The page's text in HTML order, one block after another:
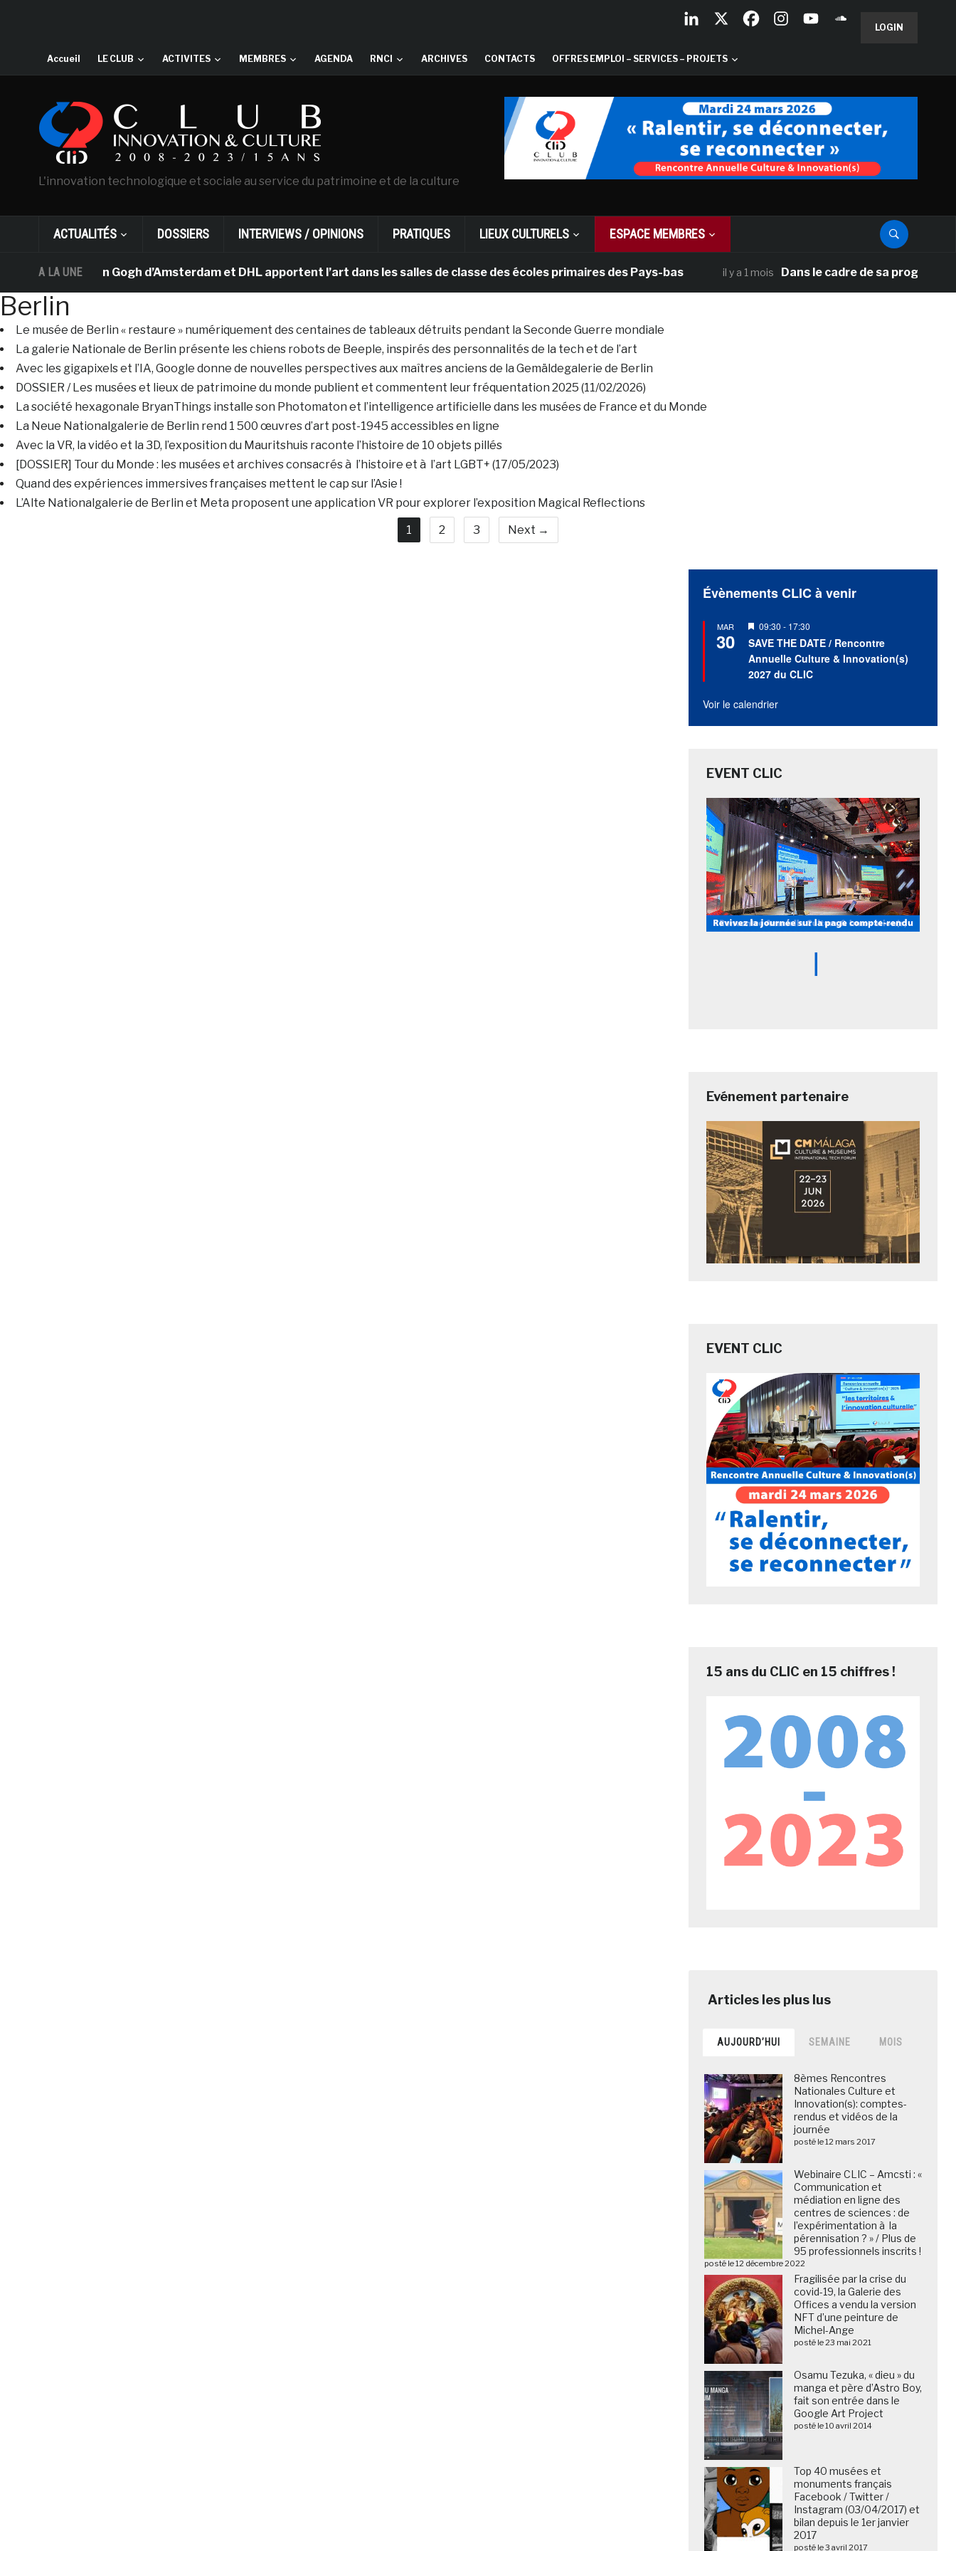
LOGIN
Accueil LE CLUB ACTIVITES MEMBRES AGENDA RNCI ARCHIVES CONTACTS OFFRES EMPLOI – SERVICES – PROJETS
L'innovation technologique et sociale au service du patrimoine et de la culture
ACTUALITÉS DOSSIERS INTERVIEWS / OPINIONS PRATIQUES LIEUX CULTURELS ESPACE MEMBRES
A LA UNE
musée Van Gogh d’Amsterdam et DHL apportent l’art dans les salles de classe des écoles primaires des Pays-bas il y a 1 mois Dans le cadre de sa programmation
Berlin
Le musée de Berlin « restaure » numériquement des centaines de tableaux détruits pendant la Seconde Guerre mondiale
La galerie Nationale de Berlin présente les chiens robots de Beeple, inspirés des personnalités de la tech et de l’art
Avec les gigapixels et l’IA, Google donne de nouvelles perspectives aux maîtres anciens de la Gemäldegalerie de Berlin
DOSSIER / Les musées et lieux de patrimoine du monde publient et commentent leur fréquentation 2025 (11/02/2026)
La société hexagonale BryanThings installe son Photomaton et l’intelligence artificielle dans les musées de France et du Monde
La Neue Nationalgalerie de Berlin rend 1 500 œuvres d’art post-1945 accessibles en ligne
Avec la VR, la vidéo et la 3D, l’exposition du Mauritshuis raconte l’histoire de 10 objets pillés
[DOSSIER] Tour du Monde : les musées et archives consacrés à l’histoire et à l’art LGBT+ (17/05/2023)
Quand des expériences immersives françaises mettent le cap sur l’Asie !
L’Alte Nationalgalerie de Berlin et Meta proposent une application VR pour explorer l’exposition Magical Reflections
1
2 3 Next →
Évènements CLIC à venir
MAR
30
Mis
en
avant
09:30 - 17:30
SAVE THE DATE / Rencontre
Annuelle Culture & Innovation(s)
2027 du CLIC
Voir le calendrier
EVENT CLIC
Evénement partenaire
EVENT CLIC
15 ans du CLIC en 15 chiffres !
AUJOURD’HUI SEMAINE MOIS
8èmes Rencontres
Nationales Culture et
Innovation(s): comptes-
rendus et vidéos de la
journée
posté le 12 mars 2017
Webinaire CLIC – Amcsti : «
Communication et
médiation en ligne des
centres de sciences : de
l’expérimentation à la
pérennisation ? » / Plus de
95 professionnels inscrits !
posté le 12 décembre 2022
Fragilisée par la crise du
covid-19, la Galerie des
Offices a vendu la version
NFT d’une peinture de
Michel-Ange
posté le 23 mai 2021
Osamu Tezuka, « dieu » du
manga et père d’Astro Boy,
fait son entrée dans le
Google Art Project
posté le 10 avril 2014
Top 40 musées et
monuments français
Facebook / Twitter /
Instagram (03/04/2017) et
bilan depuis le 1er janvier
2017
posté le 3 avril 2017